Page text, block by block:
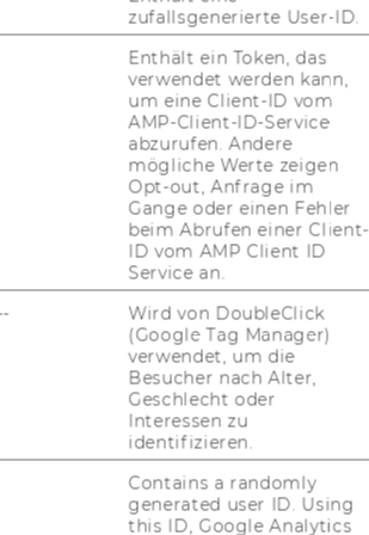
NewsletterBluesky
WEBSEITE
zufallsgenerierte User-ID.
Enthält ein Token, das
verwendet werden kann,
um eine Client-ID vom
AMP-Client-ID-Service
abzurufen. Andere
mögliche Werte zeigen
Opt-out, Anfrage im
Gange oder einen Fehler
beim Abrufen einer Client-
ID vom AMP Client ID
Service an.
Wird von DoubleClick
(Google Tag Manager)
verwendet, um die
Besucher nach Alter,
Geschlecht oder
Interessen zu
identifizieren.
Contains a randomly
generated user ID. Using
this ID, Google Analytics